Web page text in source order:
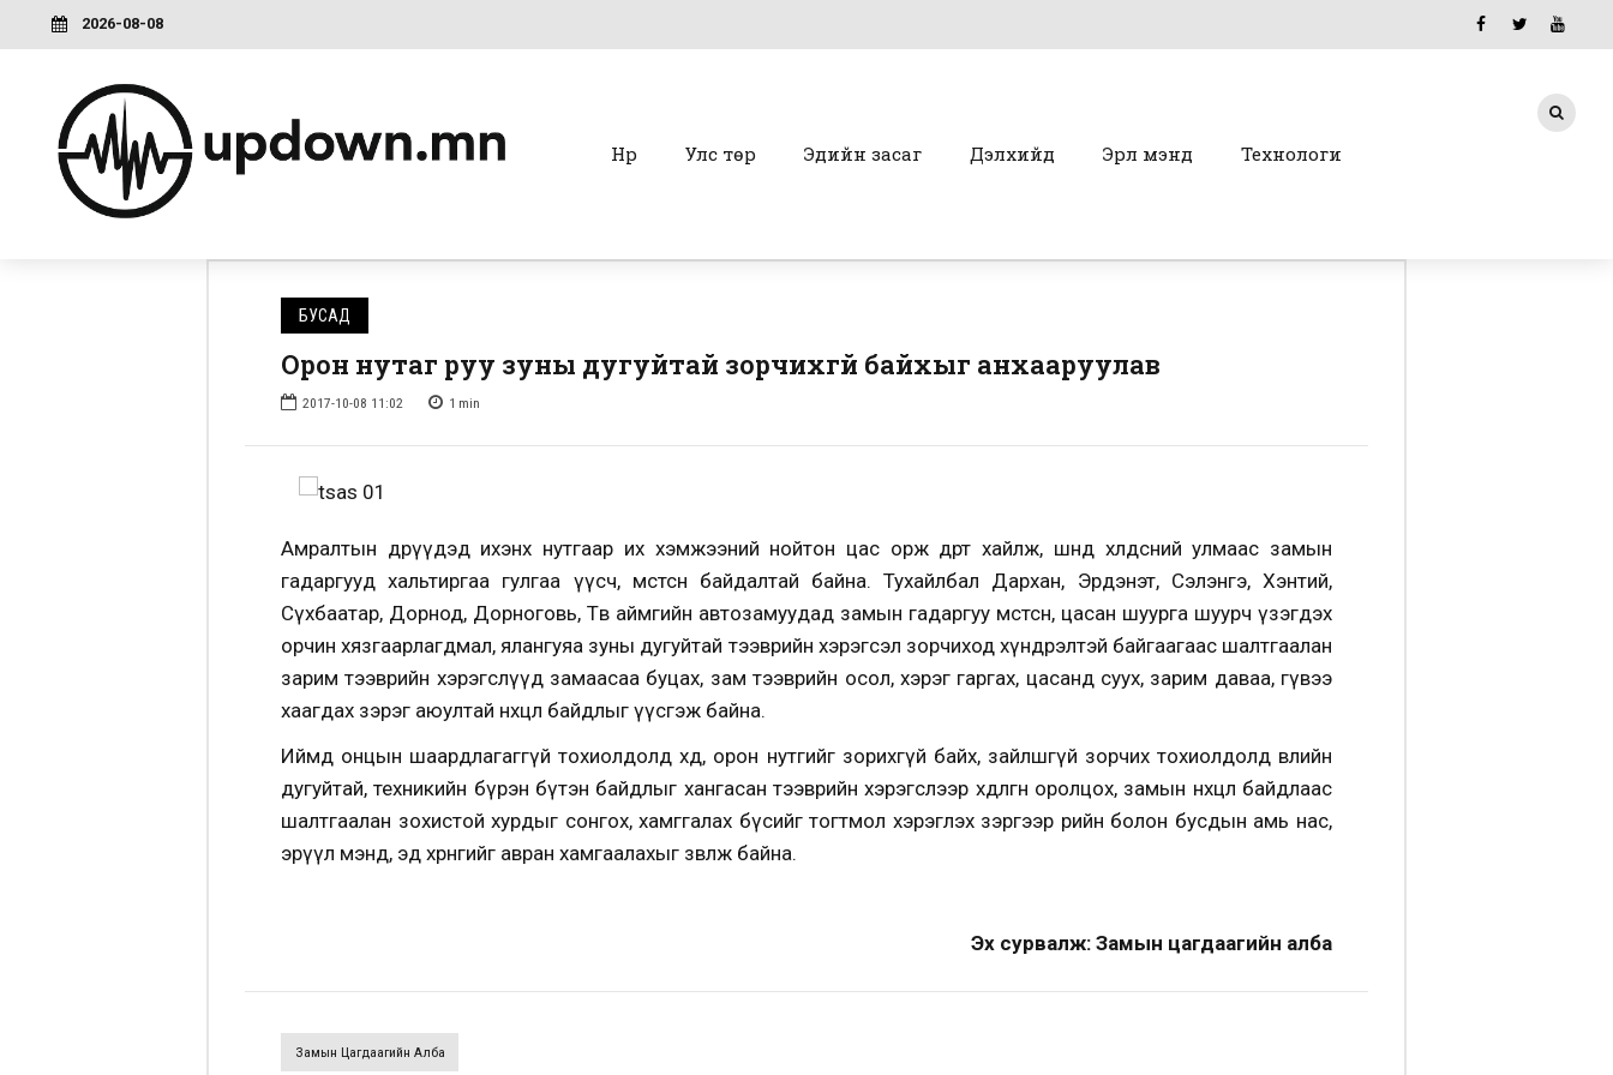
2026-08-08
Нүүр Улс төр Эдийн засаг Дэлхийд Эрүүл мэнд Технологи
БУСАД
Орон нутаг руу зуны дугуйтай зорчихгүй байхыг анхааруулав
2017-10-08 11:02 1 min
Амралтын өдрүүдэд ихэнх нутгаар их хэмжээний нойтон цас орж өдөртөө хайлж, шөнөдөө хөлдсөний улмаас замын
гадаргууд хальтиргаа гулгаа үүсч, мөстсөн байдалтай байна. Тухайлбал Дархан, Эрдэнэт, Сэлэнгэ, Хэнтий,
Сүхбаатар, Дорнод, Дорноговь, Төв аймгийн автозамуудад замын гадаргуу мөстсөн, цасан шуурга шуурч үзэгдэх
орчин хязгаарлагдмал, ялангуяа зуны дугуйтай тээврийн хэрэгсэл зорчиход хүндрэлтэй байгаагаас шалтгаалан
зарим тээврийн хэрэгслүүд замаасаа буцах, зам тээврийн осол, хэрэг гаргах, цасанд суух, зарим даваа, гүвээ
хаагдах зэрэг аюултай нөхцөл байдлыг үүсгэж байна.
Иймд онцын шаардлагаггүй тохиолдолд хөдөө, орон нутгийг зорихгүй байх, зайлшгүй зорчих тохиолдолд өвлийн
дугуйтай, техникийн бүрэн бүтэн байдлыг хангасан тээврийн хэрэгслээр хөдөлгөөн оролцох, замын нөхцөл байдлаас
шалтгаалан зохистой хурдыг сонгох, хамггалах бүсийг тогтмол хэрэглэх зэргээр өөрийн болон бусдын амь нас,
эрүүл мэнд, эд хөрөнгийг авран хамгаалахыг зөвлөж байна.
Эх сурвалж: Замын цагдаагийн алба
Замын Цагдаагийн Алба